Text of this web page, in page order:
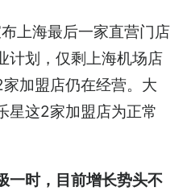
上海最后一家直营门店
计划，仅剩上海机场店
加盟店仍在经营。大
星这2家加盟店为正常
一时，目前增长势头不